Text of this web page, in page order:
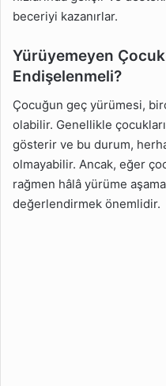
beceriyi kazanırlar.
Yürüyemeyen
Endişelenmeli?
Çocuğun geç yürümesi,
olabilir. Genellikle
gösterir ve bu durum,
olmayabilir. Ancak, eğer
rağmen hâlâ yürüme
değerlendirmek önemlidir.